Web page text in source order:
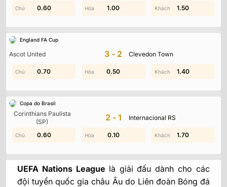
0.50 1.20 0.70
0.60 1.00 1.50
England FA Cup
Ascot United 3-2 Clevedon Town
1.60 1.00 1.20
0.70 0.50 1.40
Copa do Brasil
Corinthians Paulista
(SP)
2-1 Internacional RS
0.50 1.60 0.20
0.60 0.10 1.70
UEFA Nations League
quan trọng, thay đổi hoàn toàn cách các đội
tuyển quốc gia châu Âu thi đấu trong những giai
như World Cup, UEFA Nations League đang từng
bước khẳng định vai trò không thể thiếu trong hệ
thống bóng đá châu Âu hiện đại.
UEFA Nations League là giải đấu dành cho các
đội tuyển quốc gia châu Âu do Liên đoàn Bóng đá